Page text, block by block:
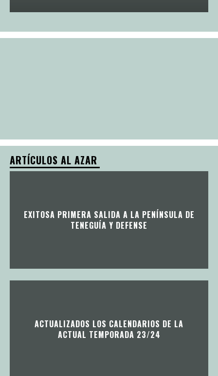
ARTÍCULOS AL AZAR
EXITOSA PRIMERA SALIDA A LA PENÍNSULA DE
TENEGUÍA Y DEFENSE
ACTUALIZADOS LOS CALENDARIOS DE LA
ACTUAL TEMPORADA 23/24